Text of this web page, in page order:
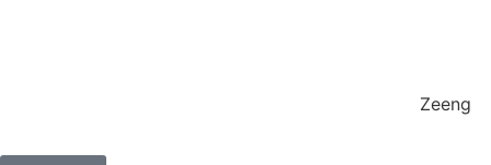
Zeeng